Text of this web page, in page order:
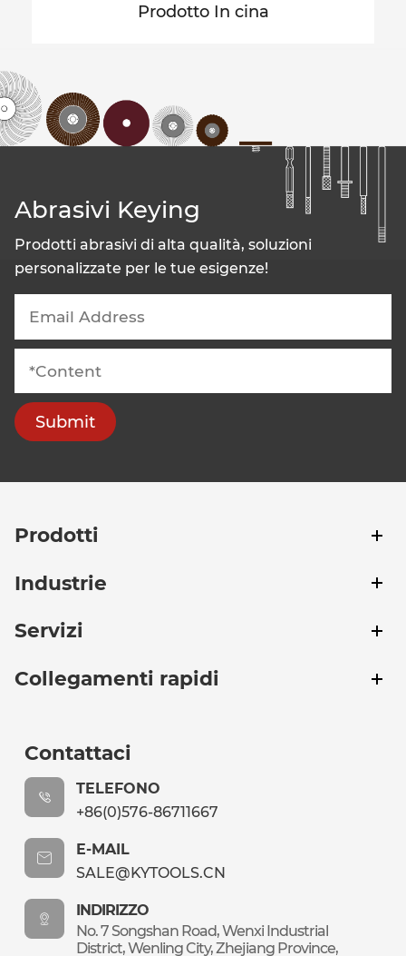
Prodotto In cina
Abrasivi Keying
Prodotti abrasivi di alta qualità, soluzioni
personalizzate per le tue esigenze!
Submit
Prodotti
Industrie
Servizi
Collegamenti rapidi
Contattaci
TELEFONO
+86(0)576-86711667
E-MAIL
SALE@KYTOOLS.CN
INDIRIZZO
No. 7 Songshan Road, Wenxi Industrial
District, Wenling City, Zhejiang Province,